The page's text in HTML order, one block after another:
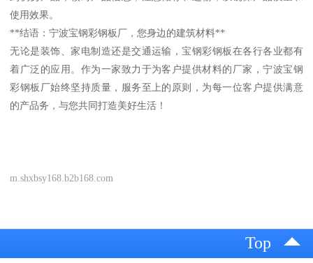
使用效果。
**结语：宁波宝钢彩钢板厂，您身边的建筑材料**
无论是装饰、家电制造还是交通运输，宝钢彩钢板在各行各业都有
着广泛的应用。作为一家致力于为客户提供材料的厂家，宁波宝钢
彩钢板厂始终坚持质量，服务至上的原则，为每一位客户提供满意
的产品务，与您共同打造美好生活！
m.shxbsy168.b2b168.com
Top